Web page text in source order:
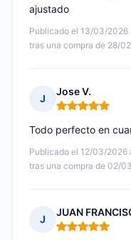
Publicado el 13/03/2026
tras una compra de 28/
ajustado
J
Jose V.
Nota: 5 de 5
Publicado el 12/03/2026
tras una compra de 02/
Todo perfecto en
J
JUAN
Nota: 5 de 5